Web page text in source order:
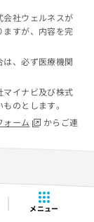
メニュー
会社ウェルネスが
ますが、内容を完
、必ず医療機関
マイナビ及び株式
のとします。
ォーム
からご連